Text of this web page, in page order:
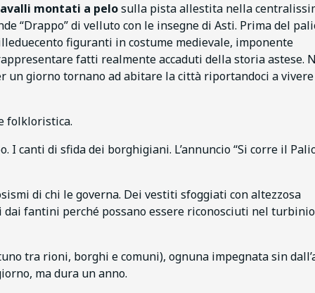
montati a pelosulla pista allestita nella
“Drappo” di velluto con le insegne di Asti. Prima del
figuranti in costume medievale, imponente
fatti realmente accaduti della storia astese.
un giorno tornano ad abitare la città riportandoci a
folkloristica.
canti di sfida dei borghigiani. L’annuncio “Si corre il
di chi le governa. Dei vestiti sfoggiati con altezzosa
fantini perché possano essere riconosciuti nel
tra rioni, borghi e comuni), ognuna impegnata sin
ma dura un anno.